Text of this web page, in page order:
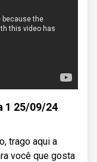
1 25/09/24
trago aqui a
você que gosta